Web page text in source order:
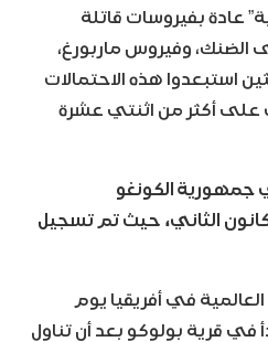
عادة بفيروسات قاتلة
الضنك، وفيروس ماربورغ،
استبعدوا هذه الاحتمالات
على أكثر من اثنتي عشرة
الكونغو
في 21 يناير/كانون الثاني، حيث تم تسجيل
في أفريقيا يوم
في قرية بولوكو بعد أن تناول